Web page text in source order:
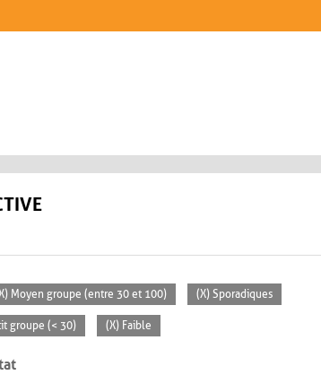
Moyen groupe (entre 30 et 100) (X) Sporadiques
groupe (< 30) (X) Faible